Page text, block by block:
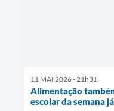
11 MAI 2026 - 21h31
Alimentação
escolar da semana